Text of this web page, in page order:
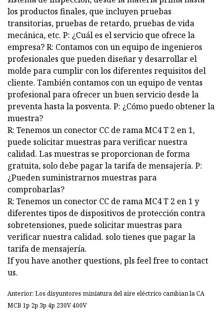
los productos finales, que incluyen pruebas
transitorias, pruebas de retardo, pruebas de vida
mecánica, etc. P: ¿Cuál es el servicio que ofrece la
empresa? R: Contamos con un equipo de ingenieros
profesionales que pueden diseñar y desarrollar el
molde para cumplir con los diferentes requisitos del
cliente. También contamos con un equipo de ventas
profesional para ofrecer un buen servicio desde la
preventa hasta la posventa. P: ¿Cómo puedo obtener la
muestra?
R: Tenemos un conector CC de rama MC4 T 2 en 1,
puede solicitar muestras para verificar nuestra
calidad. Las muestras se proporcionan de forma
gratuita, solo debe pagar la tarifa de mensajería. P:
¿Pueden suministrarnos muestras para
comprobarlas?
R: Tenemos un conector CC de rama MC4 T 2 en 1 y
diferentes tipos de dispositivos de protección contra
sobretensiones, puede solicitar muestras para
verificar nuestra calidad. solo tienes que pagar la
tarifa de mensajería.
If you have another questions, pls feel free to contact
us.
Anterior: Los disyuntores miniatura del aire eléctrico cambian la CA
MCB 1p 2p 3p 4p 230V 400V